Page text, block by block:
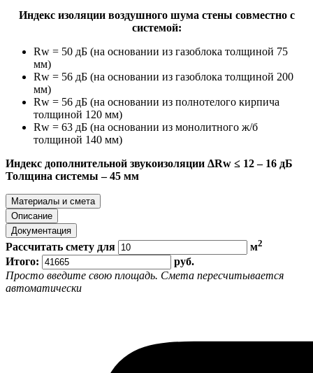
Индекс изоляции воздушного шума стены совместно с
системой:
Rw = 50 дБ (на основании из газоблока толщиной 75
мм)
Rw = 56 дБ (на основании из газоблока толщиной 200
мм)
Rw = 56 дБ (на основании из полнотелого кирпича
толщиной 120 мм)
Rw = 63 дБ (на основании из монолитного ж/б
толщиной 140 мм)
Индекс дополнительной звукоизоляции ΔRw ≤ 12 – 16 дБ
Толщина системы – 45 мм
Материалы и смета
Описание
Документация
Рассчитать смету для м2
Итого:
руб.
Просто введите свою площадь. Смета пересчитывается
автоматически